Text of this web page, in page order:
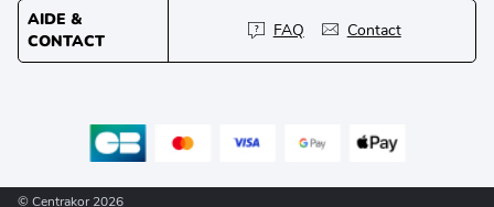
AIDE &
CONTACT
FAQ Contact
© Centrakor 2026